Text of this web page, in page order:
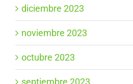
diciembre 2023
noviembre 2023
octubre 2023